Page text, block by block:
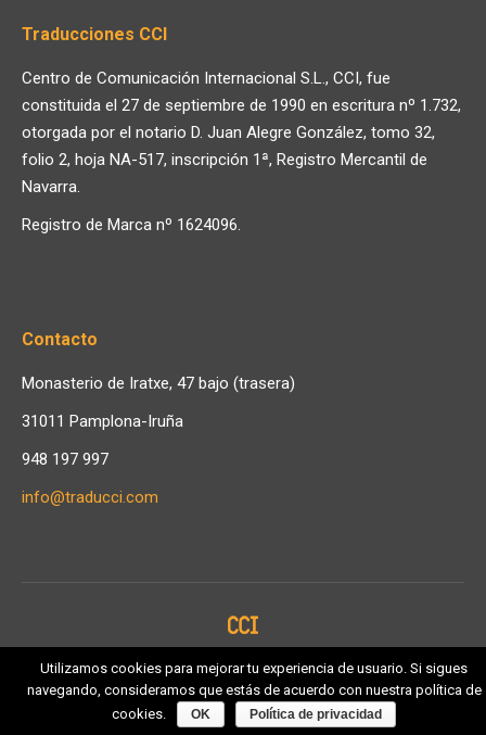
Traducciones CCI
Centro de Comunicación Internacional S.L., CCI, fue
constituida el 27 de septiembre de 1990 en escritura nº 1.732,
otorgada por el notario D. Juan Alegre González, tomo 32,
folio 2, hoja NA-517, inscripción 1ª, Registro Mercantil de
Navarra.
Registro de Marca nº 1624096.
Contacto
Monasterio de Iratxe, 47 bajo (trasera)
31011 Pamplona-Iruña
948 197 997
info@traducci.com
Copyright © Traducciones CCI. 2018.
Inferior Español
Utilizamos cookies para mejorar tu experiencia de usuario. Si sigues
navegando, consideramos que estás de acuerdo con nuestra política de
cookies.
OK Política de privacidad